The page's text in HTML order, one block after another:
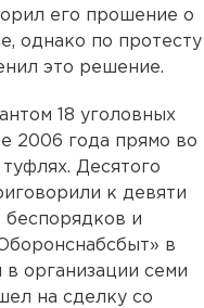
его прошение о
однако по протесту
это решение.
18 уголовных
2006 года прямо во
Десятого
к девяти
беспорядков и
в
организации семи
на сделку со